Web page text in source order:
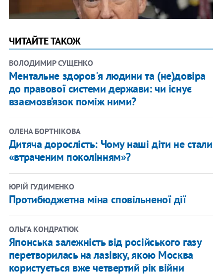
ЧИТАЙТЕ ТАКОЖ
ВОЛОДИМИР СУЩЕНКО
Ментальне здоров'я людини та (не)довіра
до правової системи держави: чи існує
взаємозв’язок поміж ними?
ОЛЕНА БОРТНІКОВА
Дитяча дорослість: Чому наші діти не стали
«втраченим поколінням»?
ЮРІЙ ГУДИМЕНКО
Протибюджетна міна сповільненої дії
ОЛЬГА КОНДРАТЮК
Японська залежність від російського газу
перетворилась на лазівку, якою Москва
користується вже четвертий рік війни